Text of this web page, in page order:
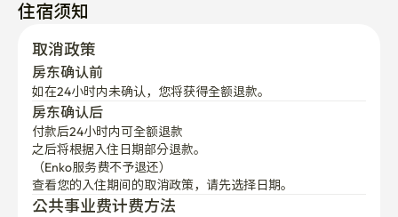
住宿须知
取消政策
房东确认前
如在24小时内未确认，您将获得全额退款。
房东确认后
付款后24小时内可全额退款
之后将根据入住日期部分退款。
（Enko服务费不予退还）
查看您的入住期间的取消政策，请先选择日期。
公共事业费计费方法